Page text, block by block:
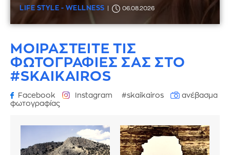
LIFE STYLE - WELLNESS 06.08.2026
ΜΟΙΡΑΣΤΕΙΤΕ ΤΙΣ
ΦΩΤΟΓΡΑΦΙΕΣ ΣΑΣ ΣΤΟ
#SKAIKAIROS
Facebook Instagram #skaikairos
ανέβασμα
φωτογραφίας